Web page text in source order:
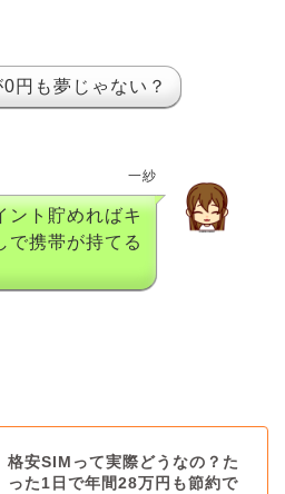
円も夢じゃない？
一紗
ント貯めればキ
で携帯が持てる
格安SIMって実際どうなの？た
った1日で年間28万円も節約で